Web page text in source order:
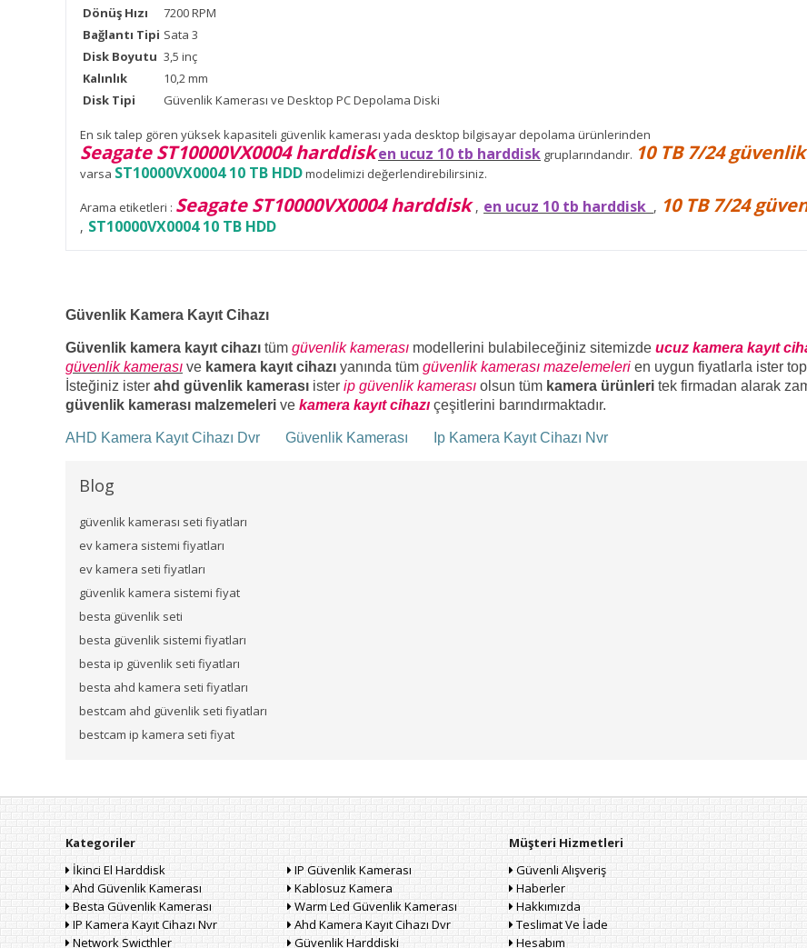
Dönüş Hızı
7200 RPM
Bağlantı Tipi Sata 3
Disk Boyutu 3,5 inç
Kalınlık
10,2 mm
Disk Tipi
Güvenlik Kamerası ve Desktop PC Depolama Diski
En sık talep gören yüksek kapasiteli güvenlik kamerası yada desktop bilgisayar depolama ürünlerinden
Seagate ST10000VX0004 harddisken ucuz 10 tb harddisk gruplarındandır. 10 TB 7/24
varsa ST10000VX0004 10 TB HDDmodelimizi değerlendirebilirsiniz.
Arama etiketleri : Seagate ST10000VX0004 harddisk, en ucuz 10 tb harddisk , 10 TB 7/24
, ST10000VX0004 10 TB HDD
Güvenlik Kamera Kayıt Cihazı
Güvenlik kamera kayıt cihazı tüm güvenlik kamerası modellerini bulabileceğiniz sitemizde ucuz kamera kayıt
güvenlik kamerası ve kamera kayıt cihazı yanında tüm güvenlik kamerası mazelemeleri en uygun fiyatlarla ister
İsteğiniz ister ahd güvenlik kamerası ister ip güvenlik kamerası olsun tüm kamera ürünleri tek firmadan alarak
güvenlik kamerası malzemeleri ve kamera kayıt cihazı çeşitlerini barındırmaktadır.
AHD Kamera Kayıt Cihazı Dvr Güvenlik Kamerası Ip Kamera Kayıt Cihazı Nvr
Blog
güvenlik kamerası seti fiyatları
ev kamera sistemi fiyatları
ev kamera seti fiyatları
güvenlik kamera sistemi fiyat
besta güvenlik seti
besta güvenlik sistemi fiyatları
besta ip güvenlik seti fiyatları
besta ahd kamera seti fiyatları
bestcam ahd güvenlik seti fiyatları
bestcam ip kamera seti fiyat
Kategoriler
İkinci El Harddisk
IP Güvenlik Kamerası
Ahd Güvenlik Kamerası
Kablosuz Kamera
Besta Güvenlik Kamerası
Warm Led Güvenlik Kamerası
IP Kamera Kayıt Cihazı Nvr
Ahd Kamera Kayıt Cihazı Dvr
Network Swicthler
Güvenlik Harddiski
Müşteri Hizmetleri
Güvenli Alışveriş
Haberler
Hakkımızda
Teslimat Ve İade
Hesabım